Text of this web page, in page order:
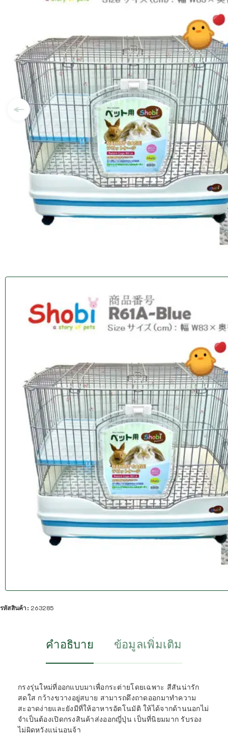
รหัสสินค้า: 263285
คำอธิบาย ข้อมูลเพิ่มเติม
กรงรุ่นใหม่ที่ออกแบบมาเพื่อกระต่ายโดยเฉพาะ สีสันน่ารัก
สดใส กว้างขวางอยู่สบาย สามารถดึงถาดออกมาทำความ
สะอาดง่ายและยังมีที่ให้อาหารอัตโนมัติ ให้ได้จากด้านนอกไม่
จำเป็นต้องเปิดกรงสินค้าส่งออกญี่ปุ่น เป็นที่นิยมมาก รับรอง
ไม่ผิดหวังแน่นอนจ้า